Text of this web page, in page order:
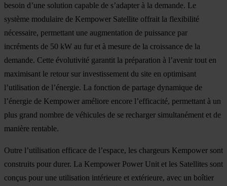
besoin d’une solution capable de s’adapter à la demande. Le
système modulaire de Kempower Satellite offrait la flexibilité
nécessaire, permettant une augmentation de puissance par
incréments de 50 kW au fur et à mesure de la croissance de la
demande. Cette évolutivité garantit la préparation à l’avenir tout en
maximisant le retour sur investissement du site en optimisant
l’utilisation de l’énergie. La fonction de partage dynamique de
l’énergie de Kempower améliore encore l’efficacité, permettant à un
plus grand nombre de véhicules de se recharger simultanément et de
manière rentable.
Outre l’utilisation efficace de l’espace, les chargeurs Kempower sont
construits pour durer. La Kempower Power Unit et les Satellites sont
conçus pour une utilisation intérieure et extérieure, avec un boîtier